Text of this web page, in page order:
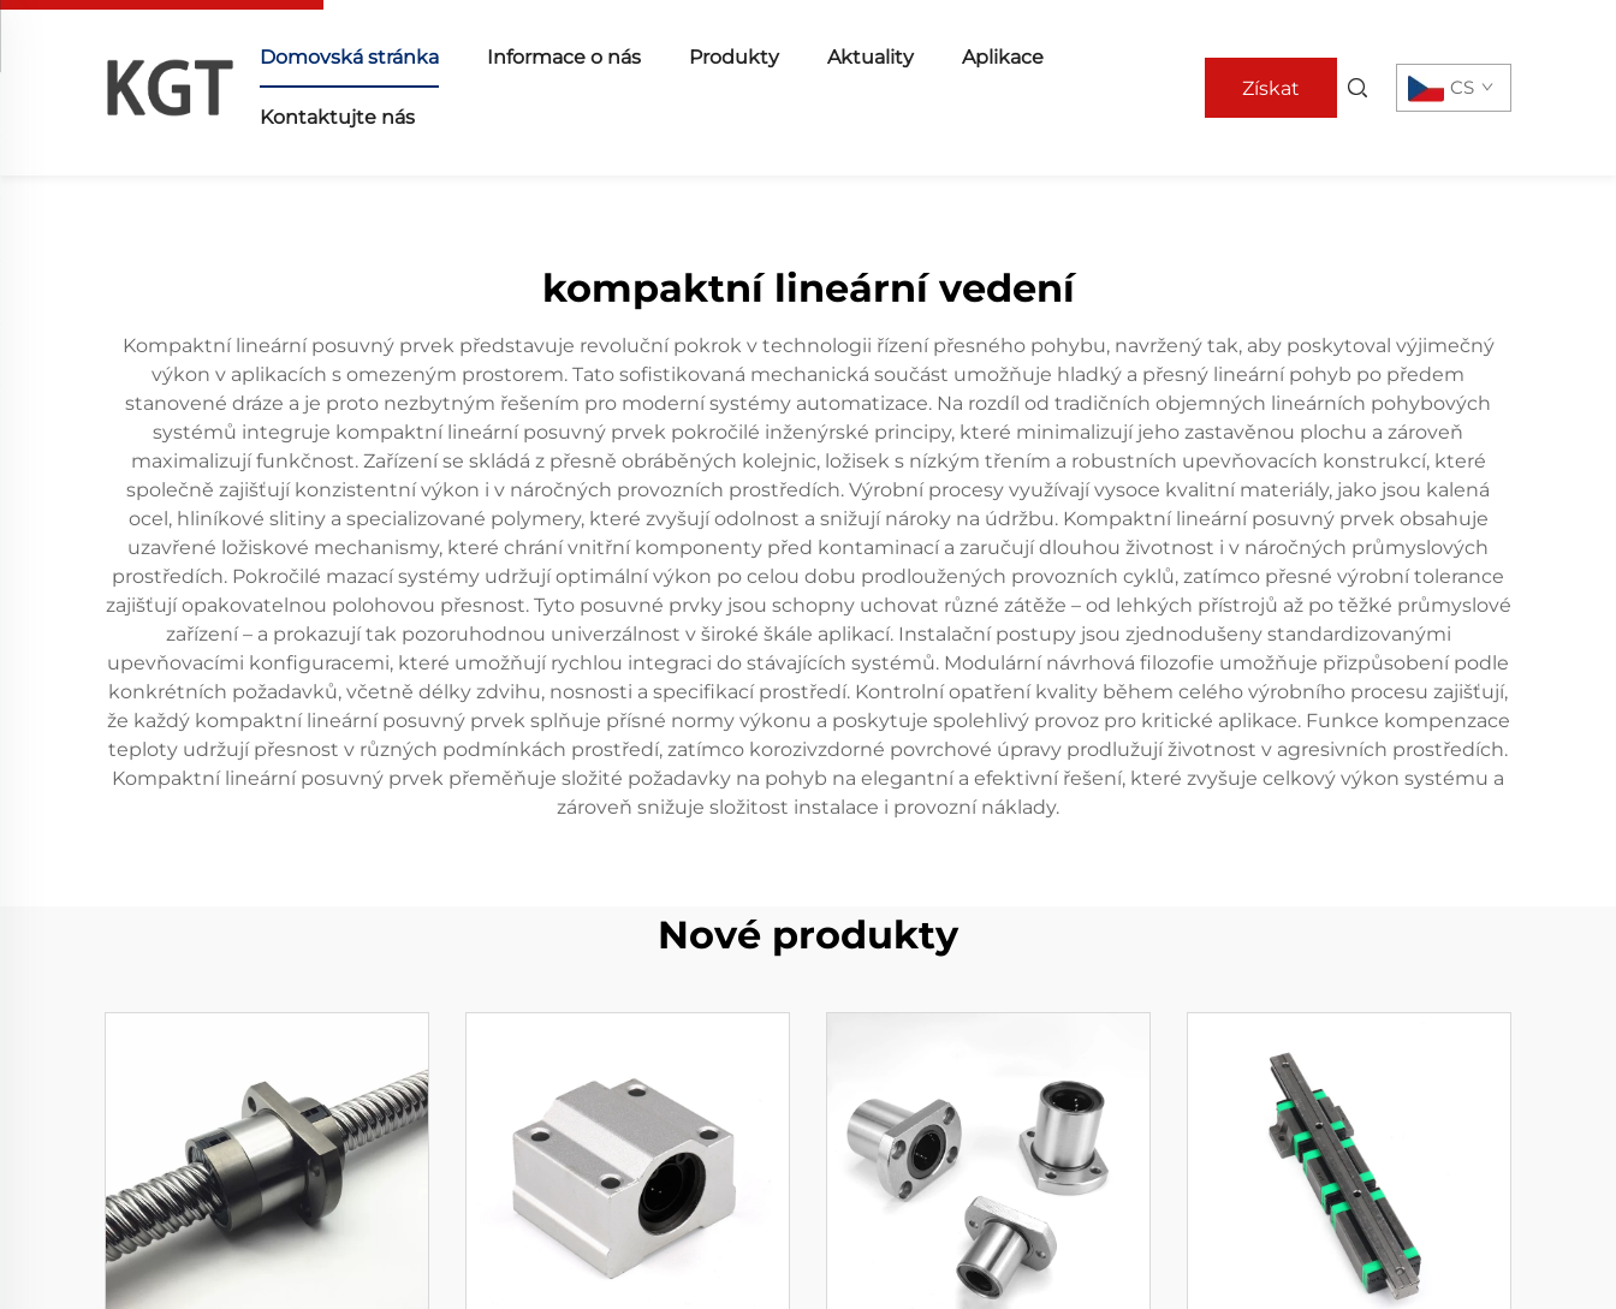
Domovská stránka Informace o nás Produkty Aktuality Aplikace
Kontaktujte nás
Získat CS
kompaktní lineární vedení
Kompaktní lineární posuvný prvek představuje revoluční pokrok v technologii řízení přesného pohybu, navržený tak, aby poskytoval výjimečný
výkon v aplikacích s omezeným prostorem. Tato sofistikovaná mechanická součást umožňuje hladký a přesný lineární pohyb po předem
stanovené dráze a je proto nezbytným řešením pro moderní systémy automatizace. Na rozdíl od tradičních objemných lineárních pohybových
systémů integruje kompaktní lineární posuvný prvek pokročilé inženýrské principy, které minimalizují jeho zastavěnou plochu a zároveň
maximalizují funkčnost. Zařízení se skládá z přesně obráběných kolejnic, ložisek s nízkým třením a robustních upevňovacích konstrukcí, které
společně zajišťují konzistentní výkon i v náročných provozních prostředích. Výrobní procesy využívají vysoce kvalitní materiály, jako jsou kalená
ocel, hliníkové slitiny a specializované polymery, které zvyšují odolnost a snižují nároky na údržbu. Kompaktní lineární posuvný prvek obsahuje
uzavřené ložiskové mechanismy, které chrání vnitřní komponenty před kontaminací a zaručují dlouhou životnost i v náročných průmyslových
prostředích. Pokročilé mazací systémy udržují optimální výkon po celou dobu prodloužených provozních cyklů, zatímco přesné výrobní tolerance
zajišťují opakovatelnou polohovou přesnost. Tyto posuvné prvky jsou schopny uchovat různé zátěže – od lehkých přístrojů až po těžké průmyslové
zařízení – a prokazují tak pozoruhodnou univerzálnost v široké škále aplikací. Instalační postupy jsou zjednodušeny standardizovanými
upevňovacími konfiguracemi, které umožňují rychlou integraci do stávajících systémů. Modulární návrhová filozofie umožňuje přizpůsobení podle
konkrétních požadavků, včetně délky zdvihu, nosnosti a specifikací prostředí. Kontrolní opatření kvality během celého výrobního procesu zajišťují,
že každý kompaktní lineární posuvný prvek splňuje přísné normy výkonu a poskytuje spolehlivý provoz pro kritické aplikace. Funkce kompenzace
teploty udržují přesnost v různých podmínkách prostředí, zatímco korozivzdorné povrchové úpravy prodlužují životnost v agresivních prostředích.
Kompaktní lineární posuvný prvek přeměňuje složité požadavky na pohyb na elegantní a efektivní řešení, které zvyšuje celkový výkon systému a
zároveň snižuje složitost instalace i provozní náklady.
Nové produkty